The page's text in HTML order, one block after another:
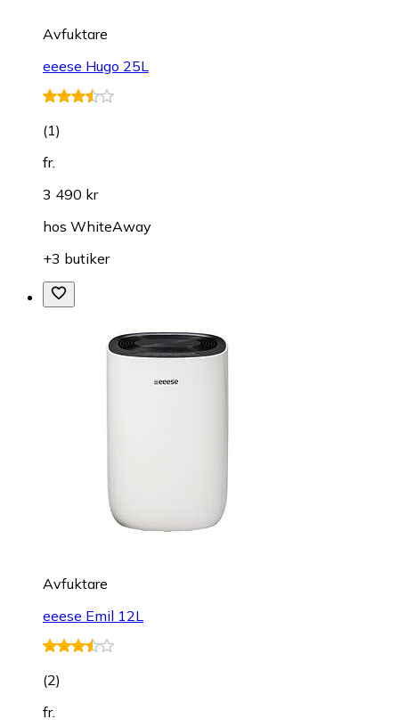
Avfuktare
eeese Hugo 25L
(1)
fr.
3 490 kr
hos WhiteAway
+3 butiker
Avfuktare
eeese Emil 12L
(2)
fr.